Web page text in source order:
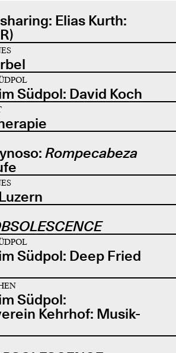
Elias Kurth:
Südpol: David Koch
Rompecabeza
Südpol: Deep Fried
Südpol:
Kehrhof: Musik-